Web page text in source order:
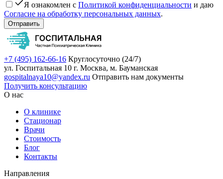
Я ознакомлен с Политикой конфиденциальности и даю
Согласие на обработку персональных данных.
Отправить
+7 (495) 162-66-16 Круглосуточно (24/7)
ул. Госпитальная 10 г. Москва, м. Бауманская
gospitalnaya10@yandex.ru Отправить нам документы
Получить консультацию
О нас
О клинике
Стационар
Врачи
Стоимость
Блог
Контакты
Направления